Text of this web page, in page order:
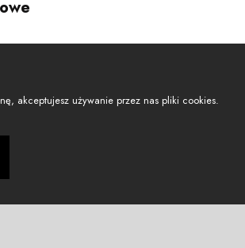
akceptujesz używanie przez nas pliki cookies.